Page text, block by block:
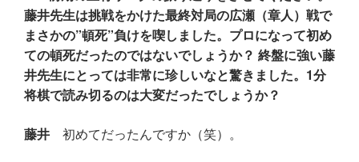
藤井先生は挑戦をかけた最終対局の広瀬（章人）戦で
まさかの”頓死”負けを喫しました。プロになって初め
ての頓死だったのではないでしょうか？ 終盤に強い藤
井先生にとっては非常に珍しいなと驚きました。1分
将棋で読み切るのは大変だったでしょうか？
藤井 初めてだったんですか（笑）。